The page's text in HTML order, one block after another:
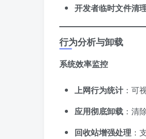
开发者临时文件清
行为分析与卸载
​系统效率监控​
​上网行为统计​：可
​应用彻底卸载​ ：清
​回收站增强处理​ ：